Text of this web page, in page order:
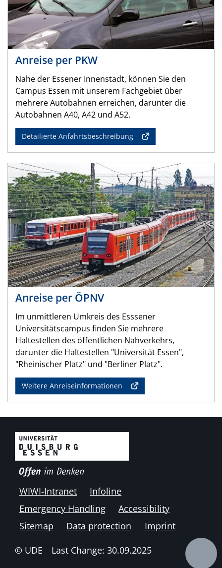
Anreise per PKW
Nahe der Essener Innenstadt, können Sie den
Campus Essen mit unserem Fachgebiet über
mehrere Autobahnen erreichen, darunter die
Autobahnen A40, A42 und A52.
Detailierte Anfahrtsbeschreibung
Anreise per ÖPNV
Im unmittleren Umkreis des Esssener
Universitätscampus finden Sie mehrere
Haltestellen des öffentlichen Nahverkehrs,
darunter die Haltestellen "Universität Essen",
"Rheinischer Platz" und "Berliner Platz".
Weitere Anreiseinformationen
WIWI-Intranet
Infoline
Emergency Handling
Accessibility
Sitemap
Data protection Imprint
© UDE Last Change: 30.09.2025